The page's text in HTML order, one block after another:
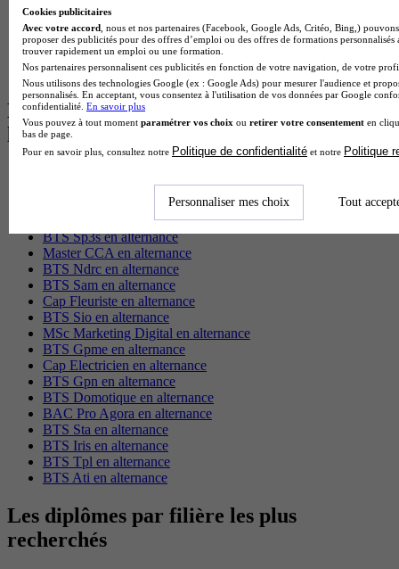
Master Informatique à Paris
BTS Communication à Bordeaux
Master Psychologie à Angers
BTS Communication à Lyon
BTS Ndrc à Lyon
Les intitulés de diplôme par alternance
les plus recherchés
BTS Dietetique en alternance
BTS Mco en alternance
BTS Pi en alternance
BTS Sp3s en alternance
Master CCA en alternance
BTS Ndrc en alternance
BTS Sam en alternance
Cap Fleuriste en alternance
BTS Sio en alternance
MSc Marketing Digital en alternance
BTS Gpme en alternance
Cap Electricien en alternance
BTS Gpn en alternance
BTS Domotique en alternance
BAC Pro Agora en alternance
BTS Sta en alternance
BTS Iris en alternance
BTS Tpl en alternance
BTS Ati en alternance
Les diplômes par filière les plus
recherchés
Cookies publicitaires
Avec votre accord , nous et nos partenaires (Facebook, Google Ads, Critéo, Bing,)
proposer des publicités pour des offres d’emploi ou des offres de formations
trouver rapidement un emploi ou une formation.
Nos partenaires personnalisent ces publicités en fonction de votre navigation, de votre
Nous utilisons des technologies Google (ex : Google Ads) pour mesurer l'audience et
personnalisés. En acceptant, vous consentez à l'utilisation de vos données par Google
confidentialité. En savoir plus
Vous pouvez à tout moment paramétrer vos choix ou retirer votre consentement en
bas de page.
Pour en savoir plus, consultez notre Politique de confidentialité et notre Politique
Personnaliser mes choix Tout